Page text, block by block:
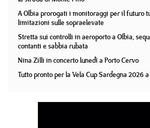
A Olbia prorogati i monitoraggi per il futuro
limitazioni sulle sopraelevate
Stretta sui controlli in aeroporto a Olbia,
contanti e sabbia rubata
Nina Zilli in concerto lunedì a Porto Cervo
Tutto pronto per la Vela Cup Sardegna 2026